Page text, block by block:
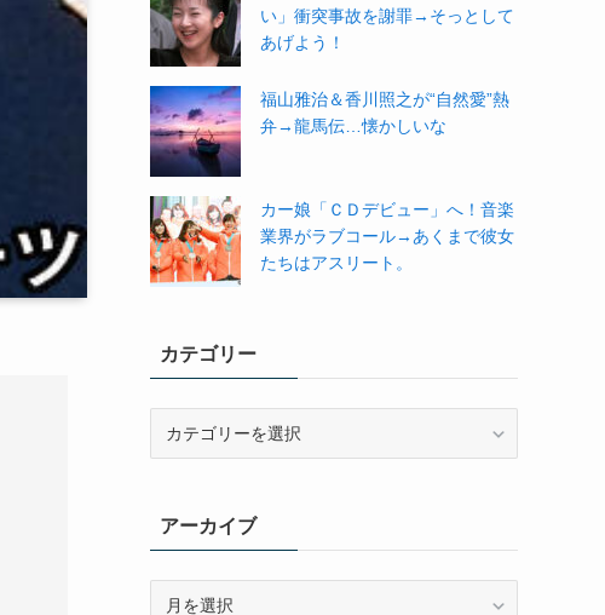
い」衝突事故を謝罪→そっとして
あげよう！
福山雅治＆香川照之が“自然愛”熱
弁→龍馬伝…懐かしいな
カー娘「ＣＤデビュー」へ！音楽
業界がラブコール→あくまで彼女
たちはアスリート。
カテゴリー
ーアーカイブ